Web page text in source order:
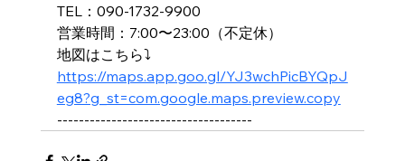
TEL：090-1732-9900
営業時間：7:00〜23:00（不定休）
地図はこちら⤵️
https://maps.app.goo.gl/YJ3wchPicBYQpJ
eg8?g_st=com.google.maps.preview.copy
------------------------------------